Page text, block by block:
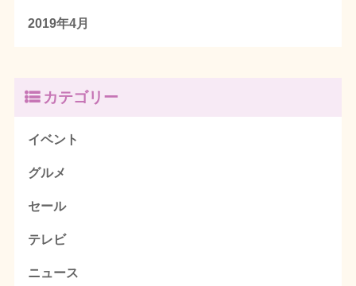
2019年4月
カテゴリー
イベント
グルメ
セール
テレビ
ニュース